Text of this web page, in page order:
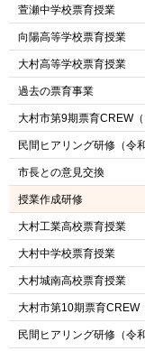
萱瀬中学校票育授業
向陽高等学校票育授業
大村高等学校票育授業
過去の票育事業
大村市第9期票育CREW
民間ヒアリング研修（令
市長との意見交換
授業作成研修
大村工業高校票育授業
大村中学校票育授業
大村城南高校票育授業
大村市第10期票育CREW
民間ヒアリング研修（令